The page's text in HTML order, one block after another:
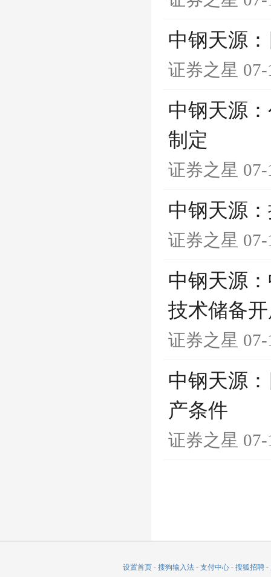
中钢天源
证券之星
中钢天源
制定
证券之星
中钢天源
证券之星
中钢天源
技术储备
证券之星
中钢天源
产条件
证券之星
设置首页 - 搜狗输入法 - 支付中心 - 搜狐招聘 -